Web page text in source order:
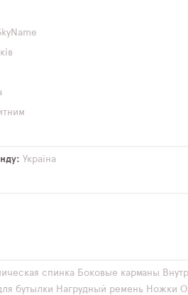
Україна
спинка Боковые карманы
бутылки Нагрудный ремень Ножки